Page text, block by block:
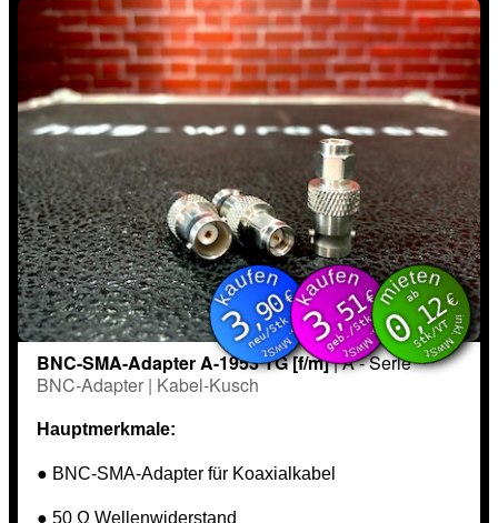
kaufen
inkl. MwSt.
3,90€
neu/Stkkaufen
inkl. MwSt.
3,51€
geb./Stkmieten
inkl. MwSt.
ab
0,12€
Stk/VT
BNC-SMA-Adapter A-1953 TG [f/m]| A - Serie
BNC-Adapter | Kabel-Kusch
Hauptmerkmale:
● BNC-SMA-Adapter für Koaxialkabel
● 50 Ω Wellenwiderstand